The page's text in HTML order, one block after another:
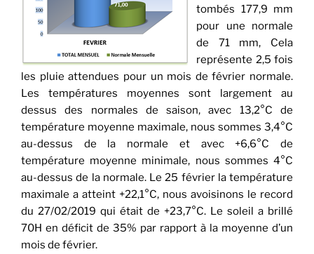
tombés 177,9 mm
pour une normale
de 71 mm, Cela
représente 2,5 fois
les pluie attendues pour un mois de février normale.
Les températures moyennes sont largement au
dessus des normales de saison, avec 13,2°C de
température moyenne maximale, nous sommes 3,4°C
au-dessus de la normale et avec +6,6°C de
température moyenne minimale, nous sommes 4°C
au-dessus de la normale. Le 25 février la température
maximale a atteint +22,1°C, nous avoisinons le record
du 27/02/2019 qui était de +23,7°C. Le soleil a brillé
70H en déficit de 35% par rapport à la moyenne d’un
mois de février.